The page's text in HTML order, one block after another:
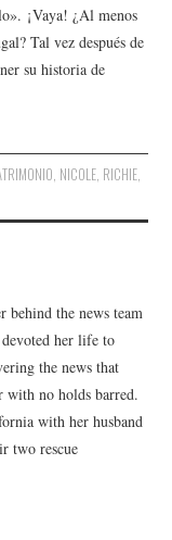
¡Vaya! ¿Al menos
Tal vez después de
su historia de
, NICOLE, RICHIE,
behind the news team
devoted her life to
the news that
with no holds barred.
with her husband
two rescue